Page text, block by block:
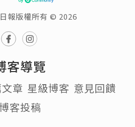
報版權所有 © 2026
客導覽
章 星級博客 意見回饋
客投稿